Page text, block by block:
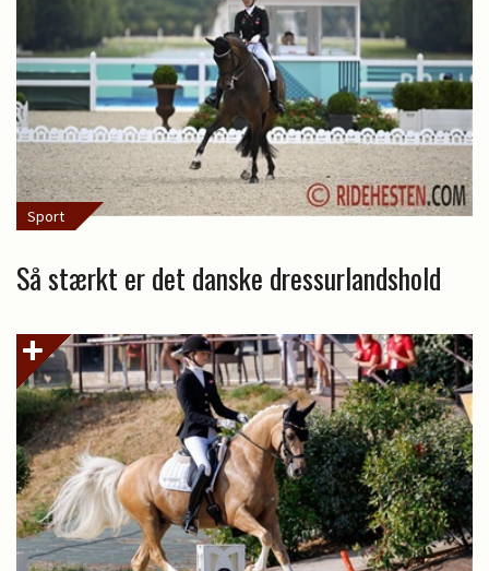
Sport
Så stærkt er det danske dressurlandshold